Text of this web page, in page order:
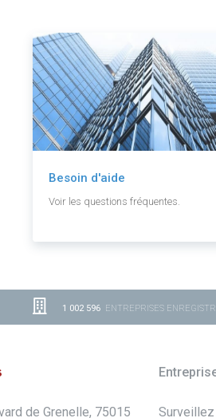
Besoin d'aide
Voir les questions fréquentes.
1 002 596 ENTREPRISES
de Grenelle, 75015